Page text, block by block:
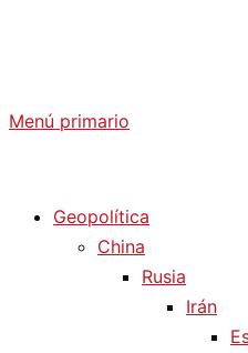
Menú primario
Geopolítica
China
Rusia
Irán